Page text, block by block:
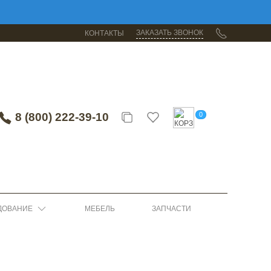
КОНТАКТЫ ЗАКАЗАТЬ ЗВОНОК
8 (800) 222-39-10 0
МЕБЕЛЬ ЗАПЧАСТИ